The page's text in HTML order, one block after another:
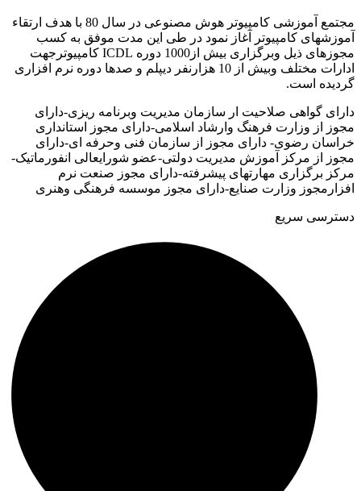
مجتمع آموزشی کامپیوتر هوش مصنوعی در سال 80 با هدف ارتقاء
آموزشهای کامپیوتر آغاز نمود در طی این مدت موفق به کسب
مجوزهای ذیل وبرگزاری بیش از1000 دوره ICDL کامپیوترجهت
ادارات مختلف وبیش از 10 هزارنفر دیپلم و صدها دوره نرم افزاری
گردیده است.
دارای گواهی صلاحیت ار سازمان مدیریت وبرنامه ریزی-دارای
مجوز از وزارت فرهنگ وارشاد اسلامی-دارای مجوز استانداری
خراسان رضوی- دارای مجوز از سازمان فنی وحرفه ای-دارای
مجوز از مرکز آموزش مدیریت دولتی-عضو شورایعالی انفورماتیک-
مرکز برگزاری مهارتهای پیشرفته-دارای مجوز صنعت نرم
افزارمجوز وزارت صنایع-دارای مجوز موسسه فرهنگی وهنری
دسترسی سریع